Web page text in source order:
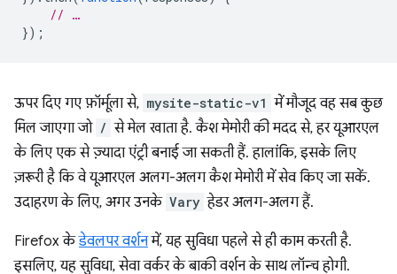
// …
});
ऊपर दिए गए फ़ॉर्मूला से, mysite-static-v1 में मौजूद वह सब कुछ
मिल जाएगा जो / से मेल खाता है. कैश मेमोरी की मदद से, हर यूआरएल
के लिए एक से ज़्यादा एंट्री बनाई जा सकती हैं. हालांकि, इसके लिए
ज़रूरी है कि वे यूआरएल अलग-अलग कैश मेमोरी में सेव किए जा सकें.
उदाहरण के लिए, अगर उनके Vary हेडर अलग-अलग हैं.
Firefox केडेवलपर वर्शनमें, यह सुविधा पहले से ही काम करती है.
इसलिए, यह सुविधा, सेवा वर्कर के बाकी वर्शन के साथ लॉन्च होगी.